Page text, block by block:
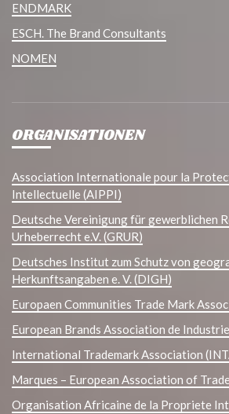
ENDMARK
ESCH. The Brand Consultants
NOMEN
ORGANISATIONEN
Association Internationale pour la
Intellectuelle (AIPPI)
Deutsche Vereinigung für gewerblichen
Urheberrecht e.V. (GRUR)
Deutsches Institut zum Schutz von
Herkunftsangaben e. V. (DIGH)
Europaen Communities Trade Mark
European Brands Association de
International Trademark Association
Marques – European Association of
Organisation Africaine de la Propriete